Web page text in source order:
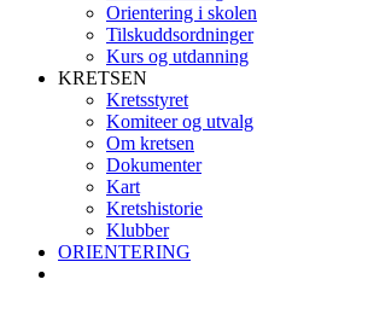
Orientering i skolen
Tilskuddsordninger
Kurs og utdanning
KRETSEN
Kretsstyret
Komiteer og utvalg
Om kretsen
Dokumenter
Kart
Kretshistorie
Klubber
ORIENTERING